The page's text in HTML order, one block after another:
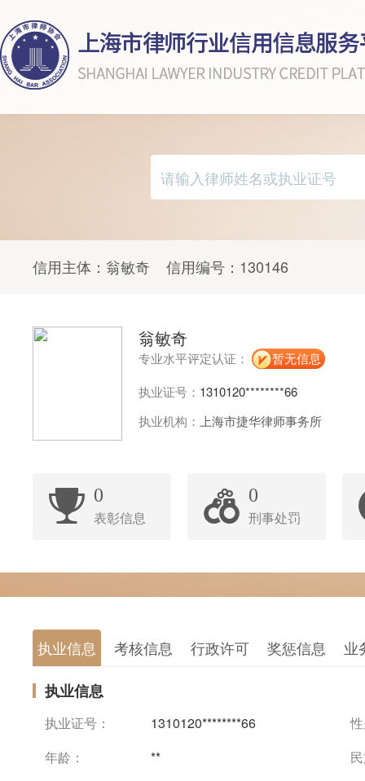
信用主体： 翁敏奇 信用编号： 130146
翁敏奇
专业水平评定认证：
暂无信息
执业证号： 1310120********66
执业机构： 上海市捷华律师事务所
0
表彰信息
0
刑事处罚
执业信息 考核信息 行政许可 奖惩信息 业
执业信息
执业证号： 1310120********66
年龄：
**